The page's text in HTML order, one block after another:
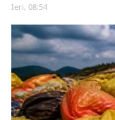
Ieri, 08:54